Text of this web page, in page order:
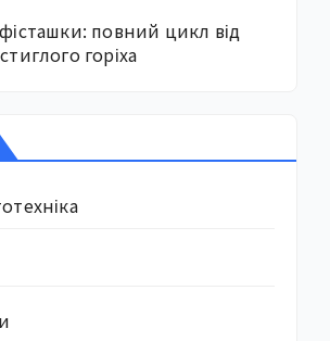
повний цикл від
горіха